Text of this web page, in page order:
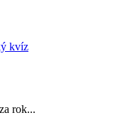
kvíz
rok...